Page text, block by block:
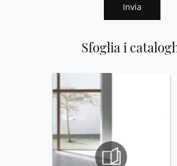
Sfoglia i
Invia